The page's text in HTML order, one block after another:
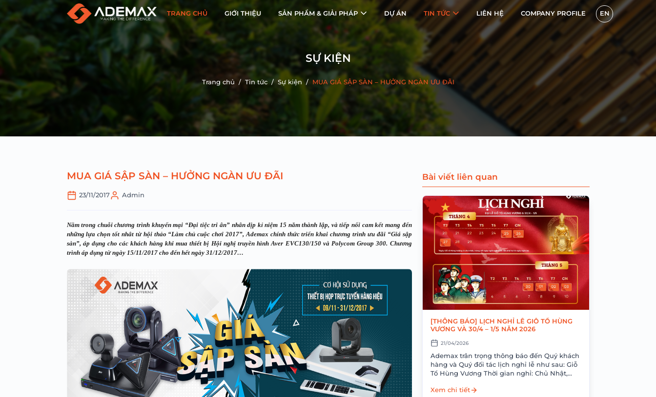
TRANG CHỦ GIỚI THIỆU SẢN PHẨM & GIẢI PHÁP DỰ ÁN TIN TỨC LIÊN HỆ COMPANY PROFILE EN
SỰ KIỆN
Trang chủ / Tin tức / Sự kiện / MUA GIÁ SẬP SÀN – HƯỞNG NGÀN ƯU ĐÃI
MUA GIÁ SẬP SÀN – HƯỞNG NGÀN ƯU ĐÃI
23/11/2017 Admin
Nằm trong chuỗi chương trình khuyến mại “Đại tiệc tri ân” nhân dịp kỉ niệm 15 năm thành lập, và tiếp nối cam kết mang đến
những lựa chọn tốt nhât từ hội thảo “Làm chủ cuộc chơi 2017”, Ademax chính thức triển khai chương trình ưu đãi “Giá sập
sàn”, áp dụng cho các khách hàng khi mua thiết bị Hội nghị truyền hình Aver EVC130/150 và Polycom Group 300. Chương
trình áp dụng từ ngày 15/11/2017 cho đến hết ngày 31/12/2017…
Bài viết liên quan
[THÔNG BÁO] LỊCH NGHỈ LỄ GIỖ TỔ HÙNG
VƯƠNG VÀ 30/4 – 1/5 NĂM 2026
21/04/2026
Ademax trân trọng thông báo đến Quý khách
hàng và Quý đối tác lịch nghỉ lễ như sau: Giỗ
Tổ Hùng Vương Thời gian nghỉ: Chủ Nhật,
Xem chi tiết